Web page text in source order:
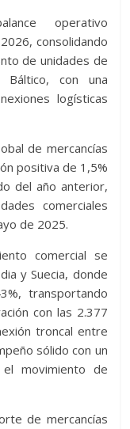
operativo
consolidando
de unidades de
con una
logísticas
de mercancías
positiva de 1,5%
del año anterior,
comerciales
de 2025.
comercial se
y Suecia, donde
transportando
con las 2.377
troncal entre
sólido con un
movimiento de
de mercancías